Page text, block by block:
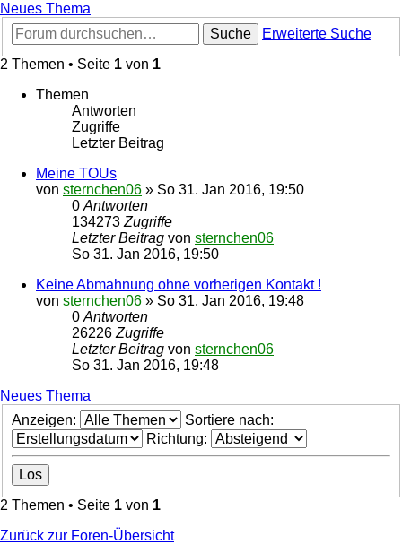
Neues Thema
Suche
Erweiterte Suche
2 Themen • Seite 1 von 1
Themen
Antworten
Zugriffe
Letzter Beitrag
Meine TOUs
von sternchen06 » So 31. Jan 2016, 19:50
0 Antworten
134273 Zugriffe
Letzter Beitrag von sternchen06
So 31. Jan 2016, 19:50
Keine Abmahnung ohne vorherigen Kontakt !
von sternchen06 » So 31. Jan 2016, 19:48
0 Antworten
26226 Zugriffe
Letzter Beitrag von sternchen06
So 31. Jan 2016, 19:48
Neues Thema
Anzeigen:
Sortiere nach:
Richtung:
2 Themen • Seite 1 von 1
Zurück zur Foren-Übersicht